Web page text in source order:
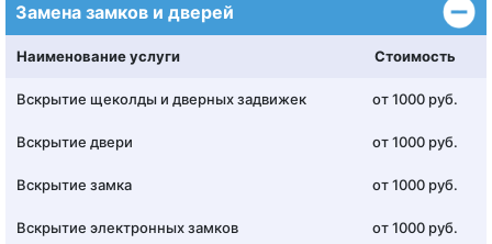
Замена замков и дверей
Наименование услуги Стоимость
Вскрытие щеколды и дверных задвижек от 1000 руб.
Вскрытие двери от 1000 руб.
Вскрытие замка от 1000 руб.
Вскрытие электронных замков от 1000 руб.